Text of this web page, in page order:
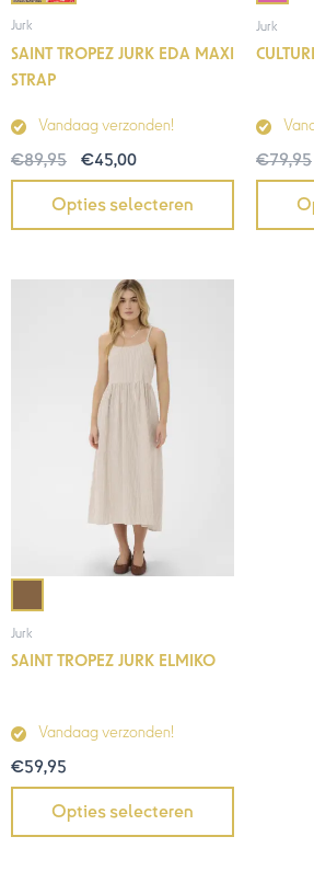
Jurk
SAINT TROPEZ JURK EDA MAXI
STRAP
Vandaag verzonden!
€89,95 €45,00
Opties selecteren
Jurk
€79,95
Jurk
SAINT TROPEZ JURK ELMIKO
Vandaag verzonden!
€59,95
Opties selecteren